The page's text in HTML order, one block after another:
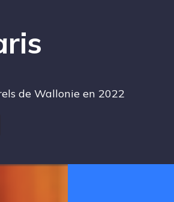
de Wallonie en 2022